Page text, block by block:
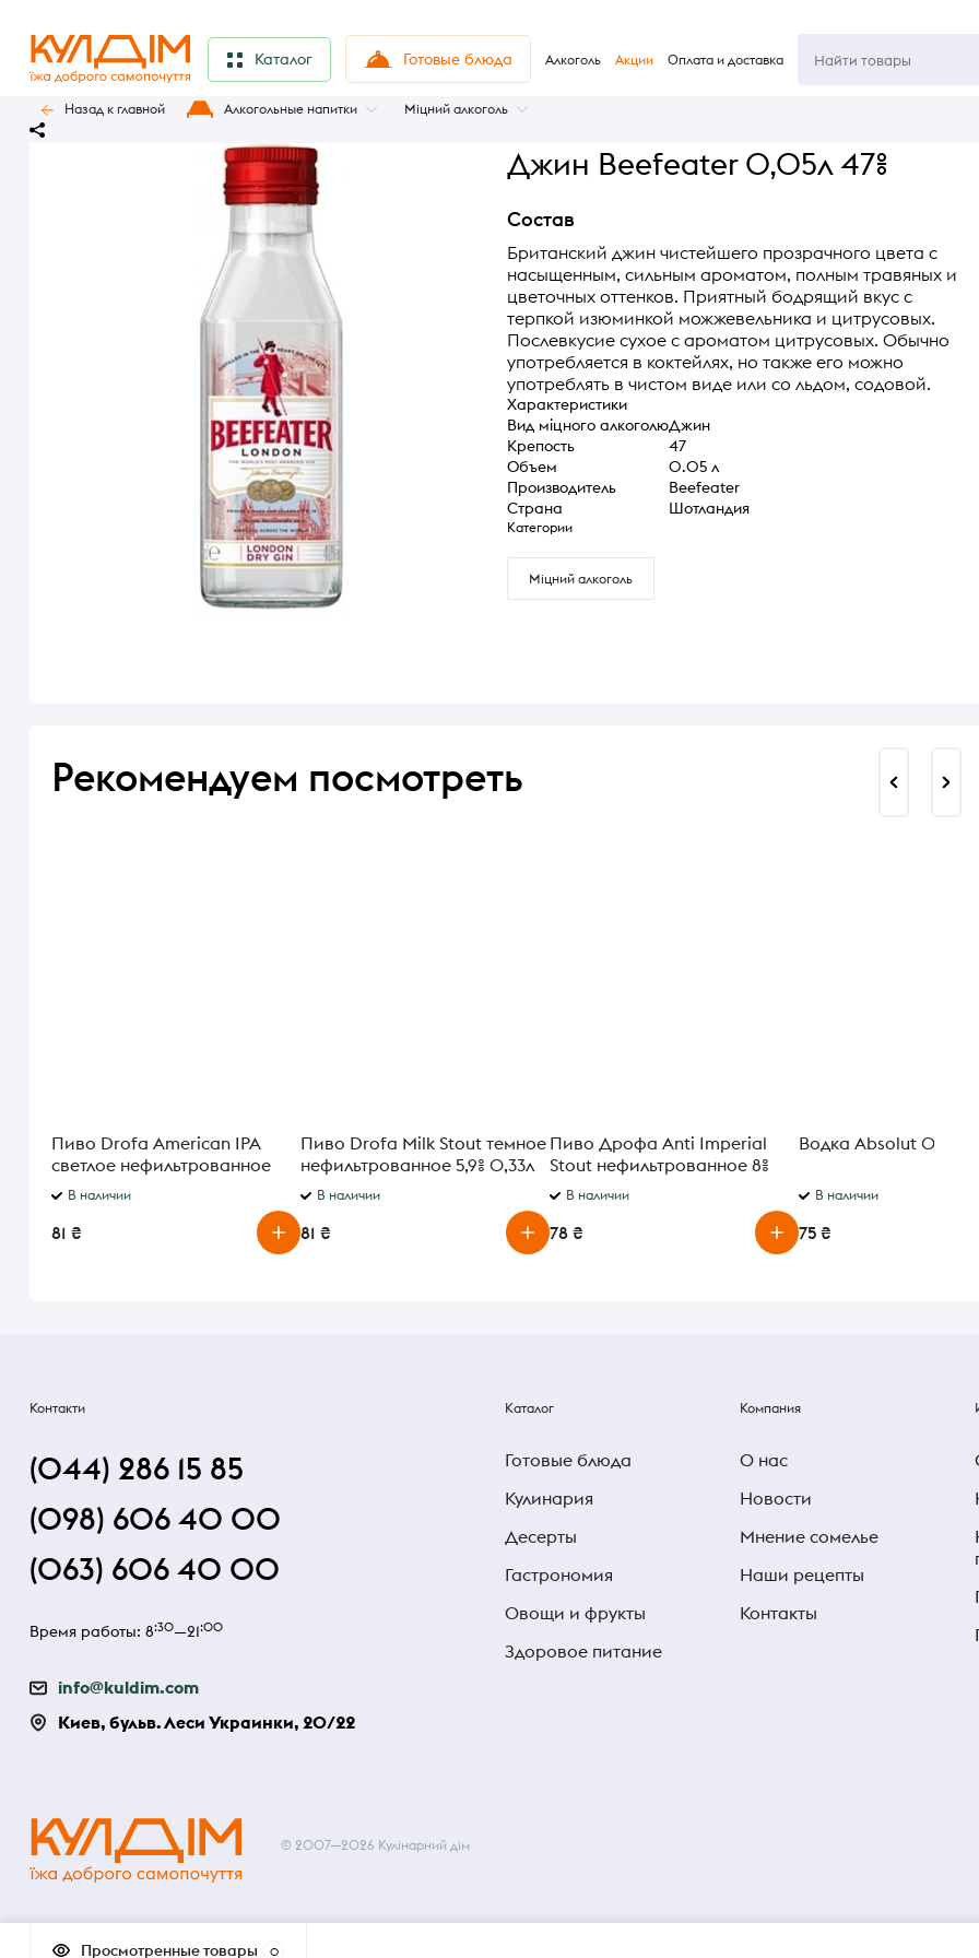
Каталог Готовые блюда Алкоголь Акции Оплата и доставка
Назад к главной Алкогольные напитки Міцний алкоголь
Джин Beefeater 0,05л 47%
Состав
Британский джин чистейшего прозрачного цвета с
насыщенным, сильным ароматом, полным травяных и
цветочных оттенков. Приятный бодрящий вкус с
терпкой изюминкой можжевельника и цитрусовых.
Послевкусие сухое с ароматом цитрусовых. Обычно
употребляется в коктейлях, но также его можно
употреблять в чистом виде или со льдом, содовой.
Характеристики
Вид міцного алкоголюДжин
Крепость
47
Объем
0.05 л
Производитель
Beefeater
Страна
Шотландия
Категории
Міцний алкоголь
Рекомендуем посмотреть
Пиво Drofa American IPA
светлое нефильтрованное
5,8% 0,33л
В наличии
81 ₴
Пиво Drofa Milk Stout темное
нефильтрованное 5,9% 0,33л
В наличии
81 ₴
Пиво Дрофа Anti Imperial
Stout нефильтрованное 8%
0.33 л
В наличии
78 ₴
Водка Absolut 0,05л
В наличии
75 ₴
Контакти
(044) 286 15 85
(098) 606 40 00
(063) 606 40 00
Время работы: 8:30—21:00
info@kuldim.com
Киев, бульв. Леси Украинки, 20/22
Каталог
Готовые блюда
Кулинария
Десерты
Гастрономия
Овощи и фрукты
Здоровое питание
Компания
О нас
Новости
Мнение сомелье
Наши рецепты
Контакты
© 2007—2026 Кулінарний дім
Просмотренные товары 0